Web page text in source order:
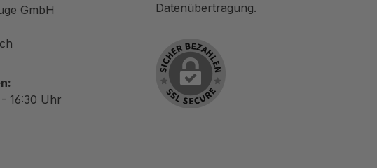
GmbH
16:30 Uhr
Datenübertragung.